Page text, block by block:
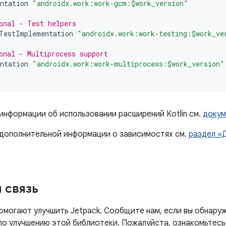
"androidx.work:work-gcm:$work_version"
- Test helpers
"androidx.work:work-
- Multiprocess support
"androidx.work:work-multiprocess:$work_version"
об использовании расширений Kotlin см.
информации о зависимостях см. раздел
улучшить Jetpack. Сообщите нам, если вы
улучшению этой библиотеки. Пожалуйста,